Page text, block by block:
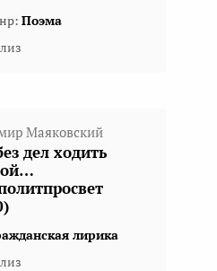
Поэма
Маяковский
дел ходить
лирика